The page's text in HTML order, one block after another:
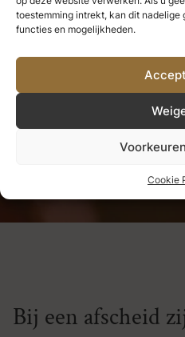
toestemming intrekt, kan dit nadelige
functies en mogelijkheden.
Cookie
we nooit
diep
van
Helen
Bij een afscheid